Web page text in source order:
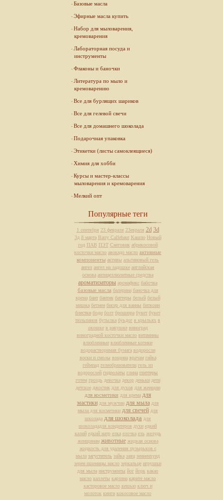
Базовые масла
Эфирные масла купить
Набор для мыловарения,
кремоварения
Лабораторная посуда и
инструменты
Флаконы и баночки
Литература по мыло и
кремоварению
Все для бурлящих шариков
Все для гелевой свечи
Все для домашнего шоколада
Подарочная упаковка
Этикетки (листы самоклеящиеся)
Химия для хобби
Курсы и мастер-классы
мыловарения и кремоварения
Мелкий опт
Популярные теги
1 сентября 23 февраля 23евраля 2d 3d
3д 8 марта Barry Callebaut Кашпо Новый
год ПАВ ПЭТ Снеговик абрикосовой
косточки масло авокадо масло активные
компоненты активы альгиновый гель
ангел ангел на ладошке английская
основа антицеллюлитные средства
ароматизаторы аромафикс бабочка
базовые масла балерина баночка для
крема бант бантик баттеры белый белый
мишка бетмен бисер для ванны биткоин
блестки боди болт брошюра букет букет
тюльпанов бутылка буьдог в крыльях в
окошке в ракушке виноград
виноградной косточки масло витамины
влюбленные влюбленные котики
водорастворимая бумага водоросли
воски и смолы вощина врачам гайка
геймпад гелеобразователи гель из
водорослей гидролаты глина глиттеры
готем гроздь девочка декор деньки дети
детское джостик для духов для женщин
для косметики для крема для
мастики для мужчин для мыла для
мыла для косметики для свечей для
школада для шоколада для
шоколададля кондитеров духи едкий
калий едкий натр елка елочка ель желудь
женщинам животные жидкая основа
жидкость для удаления пузырьков с
мыла загуститель зайка заяц зенненхунд
зерен пшеницы масло зеркальце игрушки
для мыла инструменты йог йорк какао
масло каллеты карзина карите масло
касторовое масло кешью ключ и
молоток книги кокосовое масло